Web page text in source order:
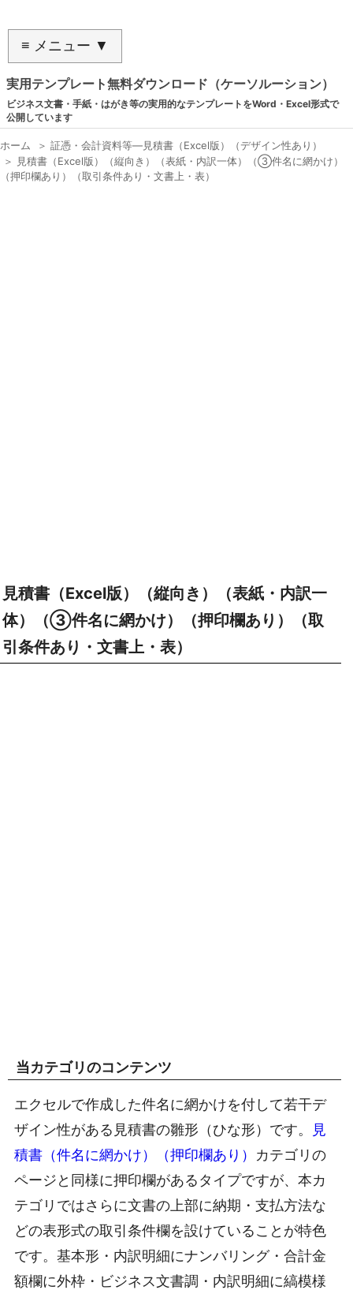
≡ メニュー ▼
実用テンプレート無料ダウンロード（ケーソルーション）
ビジネス文書・手紙・はがき等の実用的なテンプレートをWord・Excel形式で
公開しています
ホーム ＞ 証憑・会計資料等―見積書（Excel版）（デザイン性あり）
＞ 見積書（Excel版）（縦向き）（表紙・内訳一体）（③件名に網かけ）
（押印欄あり）（取引条件あり・文書上・表）
見積書（Excel版）（縦向き）（表紙・内訳一
体）（③件名に網かけ）（押印欄あり）（取
引条件あり・文書上・表）
当カテゴリのコンテンツ
エクセルで作成した件名に網かけを付して若干デ
ザイン性がある見積書の雛形（ひな形）です。
見
積書（件名に網かけ）（押印欄あり） カテゴリの
ページと同様に押印欄があるタイプですが、本カ
テゴリではさらに文書の上部に納期・支払方法な
どの表形式の取引条件欄を設けていることが特色
です。基本形・内訳明細にナンバリング・合計金
額欄に外枠・ビジネス文書調・内訳明細に縞模様